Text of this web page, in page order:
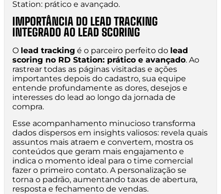
Station: prático e avançado.
IMPORTÂNCIA DO LEAD TRACKING
INTEGRADO AO LEAD SCORING
O lead tracking é o parceiro perfeito do lead
scoring no RD Station: prático e avançado. Ao
rastrear todas as páginas visitadas e ações
importantes depois do cadastro, sua equipe
entende profundamente as dores, desejos e
interesses do lead ao longo da jornada de
compra.
Esse acompanhamento minucioso transforma
dados dispersos em insights valiosos: revela quais
assuntos mais atraem e convertem, mostra os
conteúdos que geram mais engajamento e
indica o momento ideal para o time comercial
fazer o primeiro contato. A personalização se
torna o padrão, aumentando taxas de abertura,
resposta e fechamento de vendas.